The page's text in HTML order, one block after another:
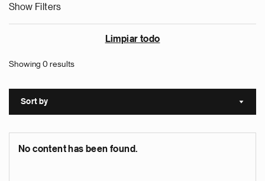
Show Filters
Limpiar todo
Showing 0 results
Sort by Sort
No content has been found.